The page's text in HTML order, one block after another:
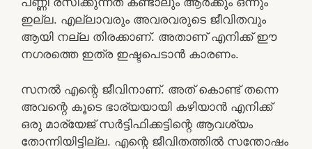
ഇല്ല. എല്ലാവരും അവരവരുടെ ജീവിതവും
ആയി നല്ല തിരക്കാണ്. അതാണ്‌ എനിക്ക് ഈ
നഗരത്തെ ഇത്ര ഇഷ്ടപെടാന്‍ കാരണം.
സനല്‍ എന്റെ ജീവിനാണ്. അത് കൊണ്ട് തന്നെ
അവന്റെ കൂടെ ഭാര്യയായി കഴിയാന്‍ എനിക്ക്
ഒരു മാര്യേജ് സര്‍ട്ടിഫിക്കട്ടിന്റെ ആവശ്യം
തോന്നിയിട്ടില്ല. എന്റെ ജീവിതത്തില്‍ സന്തോഷം